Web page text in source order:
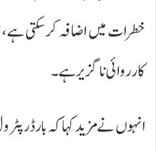
خطرات میں اضافہ کر سکتی
کارروائی ناگزیر ہے۔
انہوں نے مزید کہا کہ بارڈر